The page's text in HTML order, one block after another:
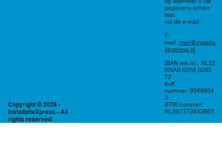
Copyright © 2026 -
InstallatieXpress - All
rights reserved
gegevens achter
laat
via de e-mail.
E-
mail: mail@installa
tiexpress.nl
IBAN rek.nr.: NL52
KNAB 0258 0285
72
KvK
nummer: 9588854
3
BTW nummer:
NL867372643B01